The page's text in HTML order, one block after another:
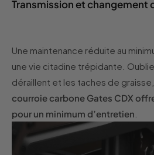
Transmission et changement
Une maintenance réduite au
une vie citadine trépidante.
déraillent et les taches de graisse,
courroie carbone Gates CDX
pour un minimum d’entretien